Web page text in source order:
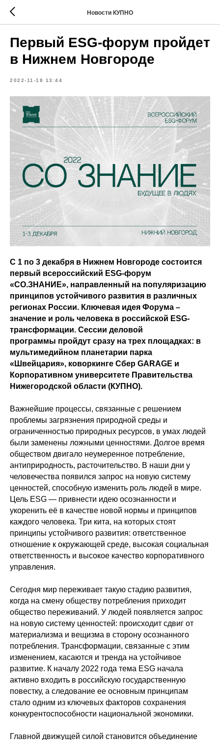
Новости КУПНО
Первый ESG-форум пройдет
в Нижнем Новгороде
2022-11-18 13:44
С 1 по 3 декабря в Нижнем Новгороде состоится
первый всероссийский ESG-форум
«СО.ЗНАНИЕ», направленный на популяризацию
принципов устойчивого развития в различных
регионах России. Ключевая идея Форума –
значение и роль человека в российской ESG-
трансформации. Сессии деловой
программы пройдут сразу на трех площадках: в
мультимедийном планетарии парка
«Швейцария», коворкинге Сбер GARAGE и
Корпоративном университете Правительства
Нижегородской области (КУПНО).
Важнейшие процессы, связанные с решением
проблемы загрязнения природной среды и
ограниченностью природных ресурсов, в умах людей
были заменены ложными ценностями. Долгое время
обществом двигало неумеренное потребление,
антиприродность, расточительство. В наши дни у
человечества появился запрос на новую систему
ценностей, способную изменить роль людей в мире.
Цель ESG — привнести идею осознанности и
укоренить её в качестве новой нормы и принципов
каждого человека. Три кита, на которых стоят
принципы устойчивого развития: ответственное
отношение к окружающей среде, высокая социальная
ответственность и высокое качество корпоративного
управления.
Сегодня мир переживает такую стадию развития,
когда на смену обществу потребления приходит
общество переживаний. У людей появляется запрос
на новую систему ценностей: происходит сдвиг от
материализма и вещизма в сторону осознанного
потребления. Трансформации, связанные с этим
изменением, касаются и тренда на устойчивое
развитие. К началу 2022 года тема ESG начала
активно входить в российскую государственную
повестку, а следование ее основным принципам
стало одним из ключевых факторов сохранения
конкурентоспособности национальной экономики.
Главной движущей силой становится объединение